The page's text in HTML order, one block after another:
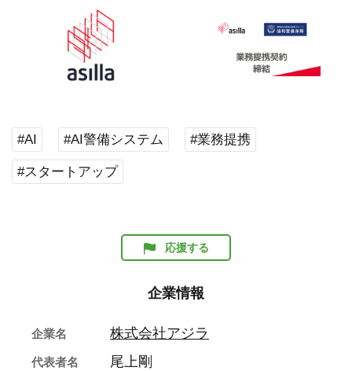
#AI #AI警備システム #業務提携
#スタートアップ
応援する
企業情報
企業名 株式会社アジラ
代表者名 尾上剛